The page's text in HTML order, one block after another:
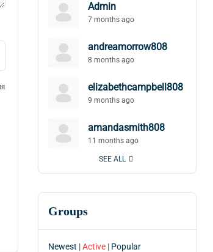
Admin
7 months ago
andreamorrow808
8 months ago
elizabethcampbell808
9 months ago
amandasmith808
11 months ago
SEE ALL
Groups
Newest |Active | Popular